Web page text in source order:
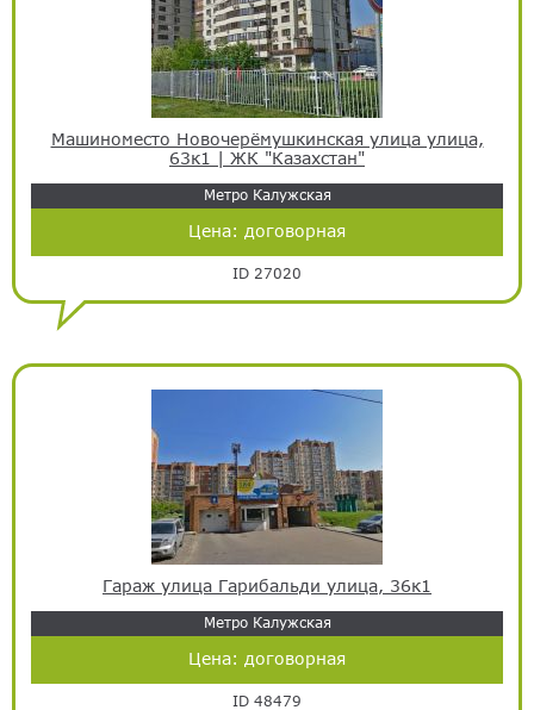
Машиноместо Новочерёмушкинская улица улица,
63к1 | ЖК "Казахстан"
Метро Калужская
Цена: договорная
ID 27020
Гараж улица Гарибальди улица, 36к1
Метро Калужская
Цена: договорная
ID 48479